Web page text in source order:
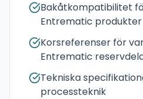
Bakåtkompatibilitet
Entrematic produkter
Korsreferenser för
Entrematic
Tekniska
processteknik